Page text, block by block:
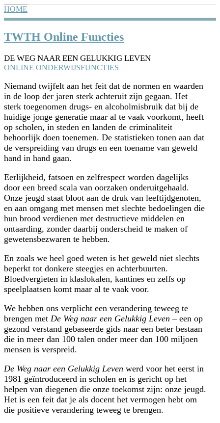
Skip to main content
YOU ARE HERE
HOME
TWTH Online Functies
DE WEG NAAR EEN GELUKKIG LEVEN
ONLINE ONDERWIJSFUNCTIES
Niemand twijfelt aan het feit dat de normen en waarden
in de loop der jaren sterk achteruit zijn gegaan. Het
sterk toegenomen drugs- en alcoholmisbruik dat bij de
huidige jonge generatie maar al te vaak voorkomt, heeft
op scholen, in steden en landen de criminaliteit
behoorlijk doen toenemen. De statistieken tonen aan dat
de verspreiding van drugs en een toename van geweld
hand in hand gaan.
Eerlijkheid, fatsoen en zelfrespect worden dagelijks
door een breed scala van oorzaken onderuitgehaald.
Onze jeugd staat bloot aan de druk van leeftijdgenoten,
en aan omgang met mensen met slechte bedoelingen die
hun brood verdienen met destructieve middelen en
ontaarding, zonder daarbij onderscheid te maken of
gewetensbezwaren te hebben.
En zoals we heel goed weten is het geweld niet slechts
beperkt tot donkere steegjes en achterbuurten.
Bloedvergieten in klaslokalen, kantines en zelfs op
speelplaatsen komt maar al te vaak voor.
We hebben ons verplicht een verandering teweeg te
brengen met De Weg naar een Gelukkig Leven – een op
gezond verstand gebaseerde gids naar een beter bestaan
die in meer dan 100 talen onder meer dan 100 miljoen
mensen is verspreid.
De Weg naar een Gelukkig Leven werd voor het eerst in
1981 geïntroduceerd in scholen en is gericht op het
helpen van diegenen die onze toekomst zijn: onze jeugd.
Het is een feit dat je als docent het vermogen hebt om
die positieve verandering teweeg te brengen.